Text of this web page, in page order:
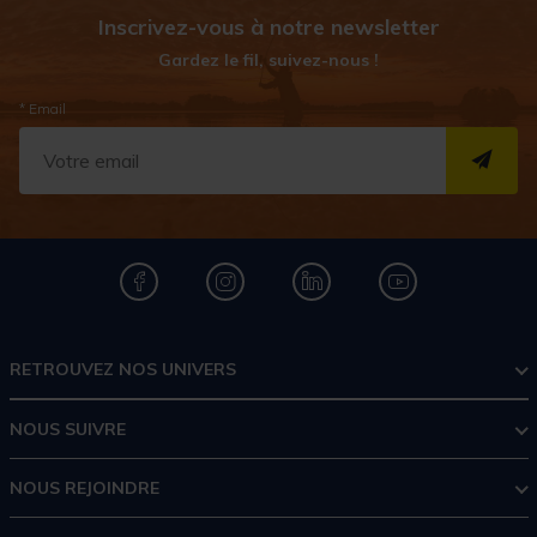
Inscrivez-vous à notre newsletter
Gardez le fil, suivez-nous !
* Email
RETROUVEZ NOS UNIVERS
NOUS SUIVRE
NOUS REJOINDRE